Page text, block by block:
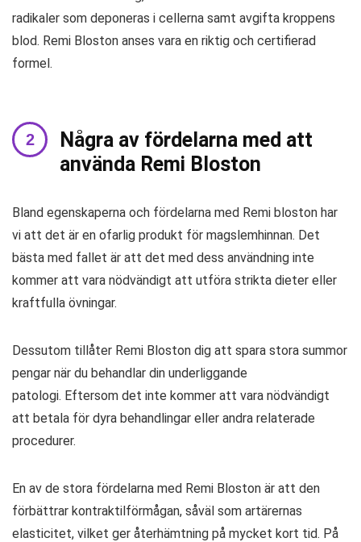
radikaler som deponeras i cellerna samt avgifta kroppens
blod. Remi Bloston anses vara en riktig och certifierad
formel.
Några av fördelarna med att
använda Remi Bloston
Bland egenskaperna och fördelarna med Remi bloston har
vi att det är en ofarlig produkt för magslemhinnan. Det
bästa med fallet är att det med dess användning inte
kommer att vara nödvändigt att utföra strikta dieter eller
kraftfulla övningar.
Dessutom tillåter Remi Bloston dig att spara stora summor
pengar när du behandlar din underliggande
patologi. Eftersom det inte kommer att vara nödvändigt
att betala för dyra behandlingar eller andra relaterade
procedurer.
En av de stora fördelarna med Remi Bloston är att den
förbättrar kontraktilförmågan, såväl som artärernas
elasticitet, vilket ger återhämtning på mycket kort tid. På